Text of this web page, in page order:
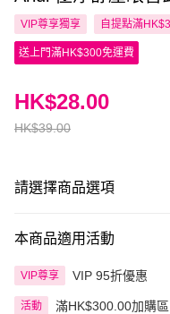
VIP尊享獨享 自提點滿
送上門滿HK$300免運費
HK$39.00
HK$28.00
請選擇商品選項
本商品適用活動
VIP尊享 VIP 95折優惠
活動 滿HK$300.00加購區